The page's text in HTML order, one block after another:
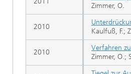
Zimmer, O.
Kaulfuß, F.;
Verfahren
Zimmer, O.;
2010
2010